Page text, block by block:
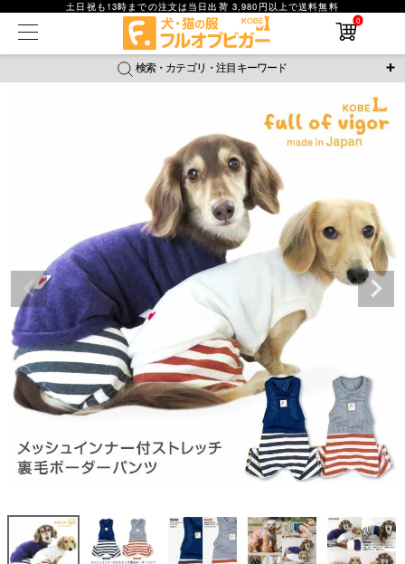
土日祝も13時までの注文は当日出荷 3,980円以上で送料無料
0
検索・カテゴリ・注目キーワード
腹巻 撥水レイン ラッシュガード
おそろコーデ 背中開きアイテム
新作アイテム
返品・交換について ご利用ガイド
詳細検索
在庫なし商品
在庫なし商品を表示しない
並び順
新着順
価格が安い順
価格が高い順
レビュー数順
検索